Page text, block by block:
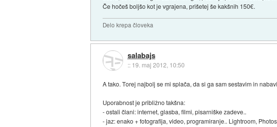
Če hočeš boljšo kot je vgrajena, prišetej še kakšnih 150€.
Delo krepa človeka
salabajs
:: 19. maj 2012, 10:50
A tako. Torej najbolj se mi splača, da si ga sam sestavim in
Uporabnost je približno takšna:
- ostali člani: internet, glasba, filmi, pisarniške zadeve..
- jaz: enako + fotografija, video, programiranje.. Lightroom,